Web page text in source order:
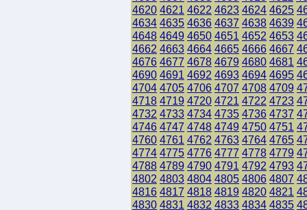
4620 4621 4622 4623 4624 4625
4634 4635 4636 4637 4638 4639
4648 4649 4650 4651 4652 4653
4662 4663 4664 4665 4666 4667
4676 4677 4678 4679 4680 4681
4690 4691 4692 4693 4694 4695
4704 4705 4706 4707 4708 4709
4718 4719 4720 4721 4722 4723
4732 4733 4734 4735 4736 4737
4746 4747 4748 4749 4750 4751
4760 4761 4762 4763 4764 4765
4774 4775 4776 4777 4778 4779
4788 4789 4790 4791 4792 4793
4802 4803 4804 4805 4806 4807
4816 4817 4818 4819 4820 4821
4830 4831 4832 4833 4834 4835